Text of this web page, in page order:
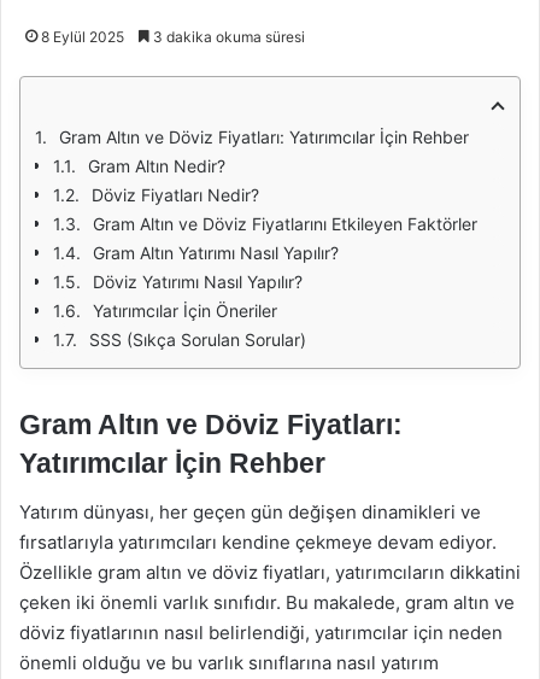
8 Eylül 2025 3 dakika okuma süresi
Gram Altın ve Döviz Fiyatları: Yatırımcılar İçin Rehber
Gram Altın Nedir?
Döviz Fiyatları Nedir?
Gram Altın ve Döviz Fiyatlarını Etkileyen Faktörler
Gram Altın Yatırımı Nasıl Yapılır?
Döviz Yatırımı Nasıl Yapılır?
Yatırımcılar İçin Öneriler
SSS (Sıkça Sorulan Sorular)
Gram Altın ve Döviz Fiyatları:
Yatırımcılar İçin Rehber
Yatırım dünyası, her geçen gün değişen dinamikleri ve
fırsatlarıyla yatırımcıları kendine çekmeye devam ediyor.
Özellikle gram altın ve döviz fiyatları, yatırımcıların dikkatini
çeken iki önemli varlık sınıfıdır. Bu makalede, gram altın ve
döviz fiyatlarının nasıl belirlendiği, yatırımcılar için neden
önemli olduğu ve bu varlık sınıflarına nasıl yatırım